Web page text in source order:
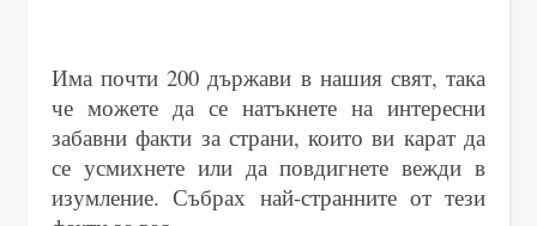
Има почти 200 държави в нашия свят, така
че можете да се натъкнете на интересни
забавни факти за страни, които ви карат да
се усмихнете или да повдигнете вежди в
изумление. Събрах най-странните от тези